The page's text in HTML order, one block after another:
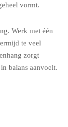
vormt.
Werk met één
te veel
zorgt
balans aanvoelt.